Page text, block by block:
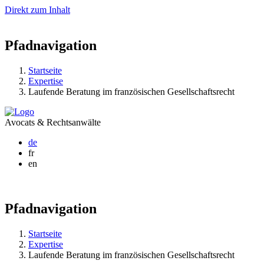
Direkt zum Inhalt
Pfadnavigation
Startseite
Expertise
Laufende Beratung im französischen Gesellschaftsrecht
Avocats & Rechtsanwälte
de
fr
en
Pfadnavigation
Startseite
Expertise
Laufende Beratung im französischen Gesellschaftsrecht